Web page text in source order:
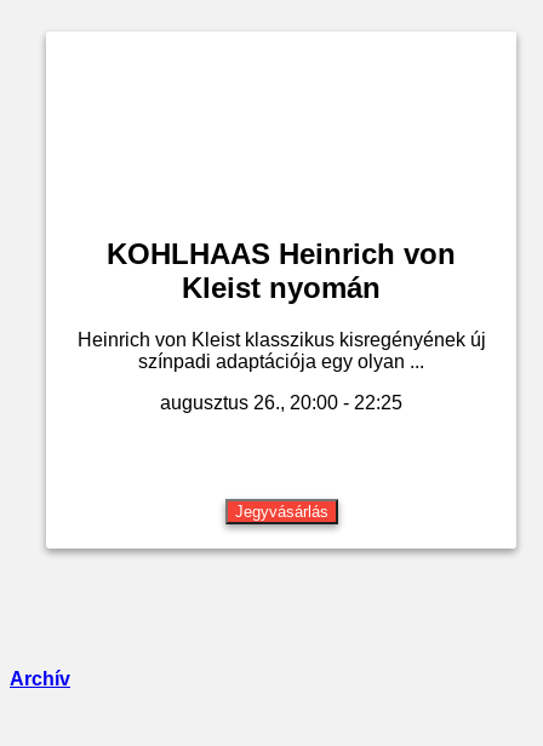
KOHLHAAS Heinrich von
Kleist nyomán
Heinrich von Kleist klasszikus kisregényének új
színpadi adaptációja egy olyan ...
augusztus 26., 20:00 - 22:25
Jegyvásárlás
Archív